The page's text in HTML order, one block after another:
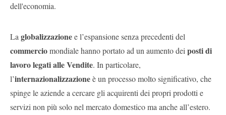
dell'economia.
La globalizzazionee l’espansione senza precedenti del
commerciomondiale hanno portato ad un aumento dei posti di
lavoro legati alle Vendite. In particolare,
l’internazionalizzazioneè un processo molto significativo, che
spinge le aziende a cercare gli acquirenti dei propri prodotti e
servizi non più solo nel mercato domestico ma anche all’estero.